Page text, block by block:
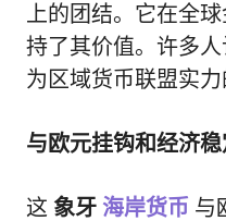
上的团结。它在全
持了其价值。许多人
为区域货币联盟实
与欧元挂钩和经济
这 象牙 海岸货币 与